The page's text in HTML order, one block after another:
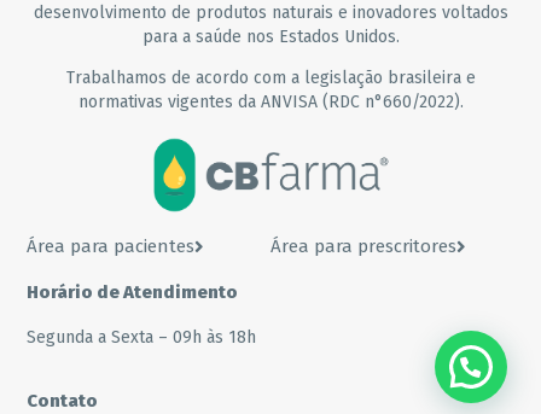
desenvolvimento de produtos naturais e inovadores voltados
para a saúde nos Estados Unidos.
Trabalhamos de acordo com a legislação brasileira e
normativas vigentes da ANVISA (RDC n°660/2022).
Área para pacientes Área para prescritores
Horário de Atendimento
Segunda a Sexta – 09h às 18h
Contato